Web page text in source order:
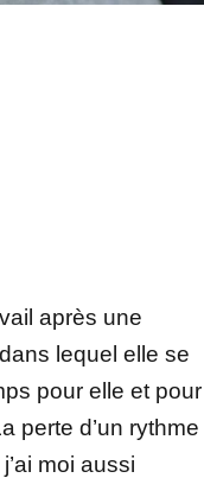
après une
lequel elle se
pour elle et pour
perte d’un rythme
moi aussi